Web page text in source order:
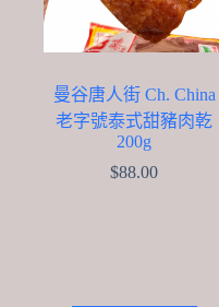
曼谷唐人街 Ch. China
老字號泰式甜豬肉乾
200g
$88.00